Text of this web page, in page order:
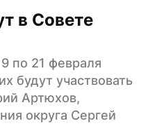
в Совете
по 21 февраля
будут участвовать
Артюхов,
округа Сергей